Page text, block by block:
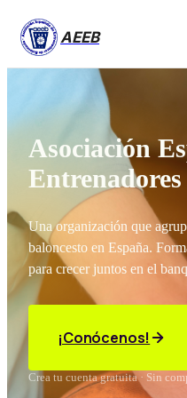
AEEB
Asociación
Una organización que
baloncesto en España.
para crecer juntos en el
¡Conócenos!
Crea tu cuenta gratuita · Sin